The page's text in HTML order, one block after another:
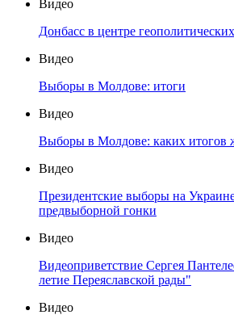
Видео
Донбасс в центре
Видео
Выборы в Молдове: итоги
Видео
Выборы в Молдове: каких итогов
Видео
Президентские выборы на
предвыборной гонки
Видео
Видеоприветствие Сергея
летие Переяславской рады"
Видео